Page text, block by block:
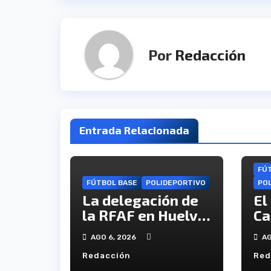
Por Redacción
Entrada Relacionada
FÚTBOL BASE POLIDEPORTIVO
La delegación de
la RFAF en Huelva
hace público los
calendarios de la
categoría juvenil
AGO 6, 2026
Redacción
El